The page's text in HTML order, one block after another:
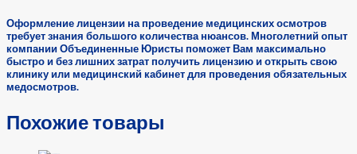
Оформление лицензии на проведение медицинских осмотров
требует знания большого количества нюансов. Многолетний опыт
компании Объединенные Юристы поможет Вам максимально
быстро и без лишних затрат получить лицензию и открыть свою
клинику или медицинский кабинет для проведения обязательных
медосмотров.
Похожие товары